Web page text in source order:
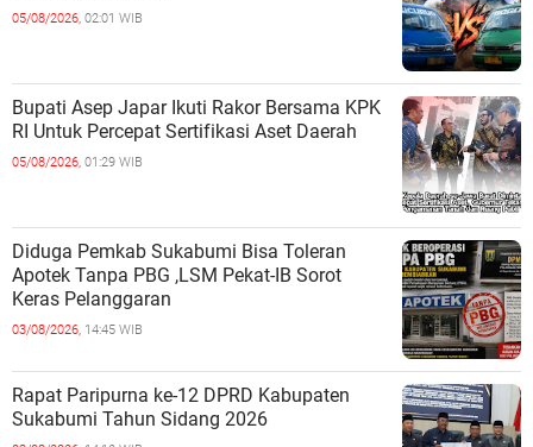
05/08/2026, 02:01 WIB
Bupati Asep Japar Ikuti Rakor Bersama KPK
RI Untuk Percepat Sertifikasi Aset Daerah
05/08/2026, 01:29 WIB
Diduga Pemkab Sukabumi Bisa Toleran
Apotek Tanpa PBG ,LSM Pekat-IB Sorot
Keras Pelanggaran
03/08/2026, 14:45 WIB
Rapat Paripurna ke-12 DPRD Kabupaten
Sukabumi Tahun Sidang 2026